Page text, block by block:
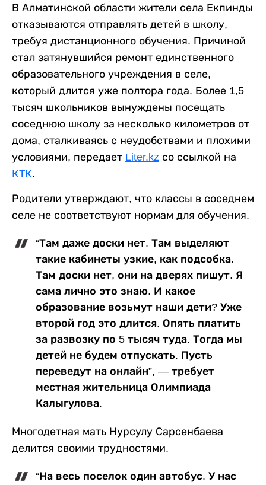
В Алматинской области жители села Екпинды
отказываются отправлять детей в школу,
требуя дистанционного обучения. Причиной
стал затянувшийся ремонт единственного
образовательного учреждения в селе,
который длится уже полтора года. Более 1,5
тысяч школьников вынуждены посещать
соседнюю школу за несколько километров от
дома, сталкиваясь с неудобствами и плохими
условиями, передает Liter.kz со ссылкой на
КТК.
Родители утверждают, что классы в соседнем
селе не соответствуют нормам для обучения.
“Там даже доски нет. Там выделяют
такие кабинеты узкие, как подсобка.
Там доски нет, они на дверях пишут. Я
сама лично это знаю. И какое
образование возьмут наши дети? Уже
второй год это длится. Опять платить
за развозку по 5 тысяч туда. Тогда мы
детей не будем отпускать. Пусть
переведут на онлайн”, — требует
местная жительница Олимпиада
Калыгулова.
Многодетная мать Нурсулу Сарсенбаева
делится своими трудностями.
“На весь поселок один автобус. У нас